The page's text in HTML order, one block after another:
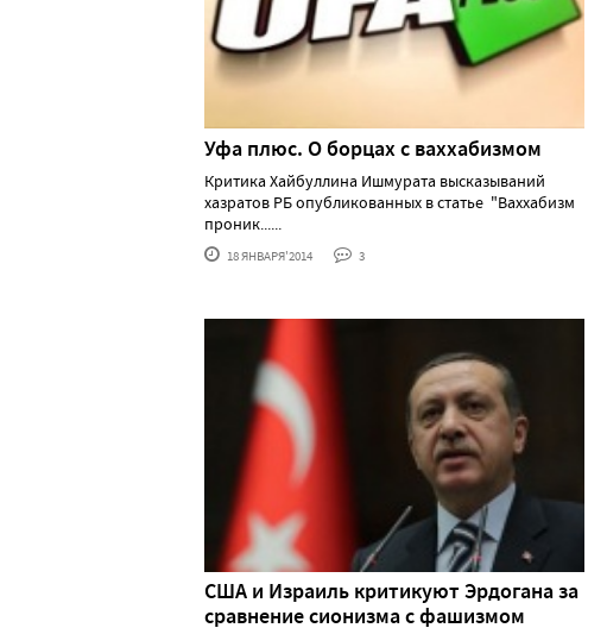
Уфа плюс. О борцах с ваххабизмом
Критика Хайбуллина Ишмурата высказываний
хазратов РБ опубликованных в статье "Ваххабизм
проник......
18 ЯНВАРЯ'2014 3
США и Израиль критикуют Эрдогана за
сравнение сионизма с фашизмом